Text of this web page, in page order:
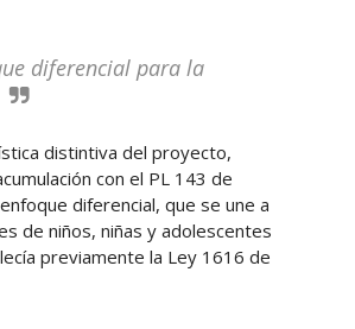
diferencial para la
distintiva del proyecto,
con el PL 143 de
diferencial, que se une a
de niños, niñas y adolescentes
previamente la Ley 1616 de